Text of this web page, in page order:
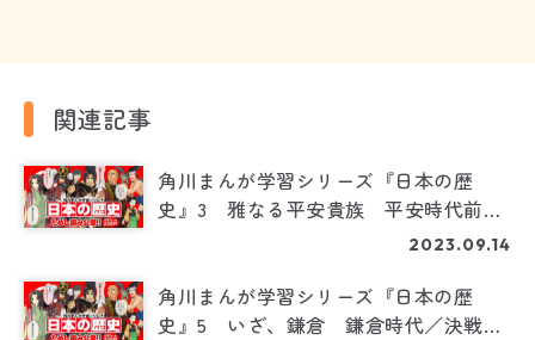
関連記事
角川まんが学習シリーズ『日本の歴
史』3 雅なる平安貴族 平安時代前期
2023.09.14
角川まんが学習シリーズ『日本の歴
史』5 いざ、鎌倉 鎌倉時代／決戦！